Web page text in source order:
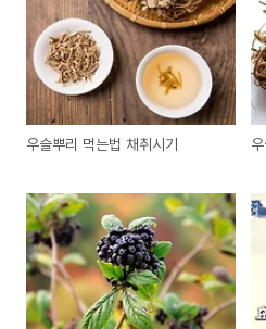
우슬뿌리 먹는법 채취시기